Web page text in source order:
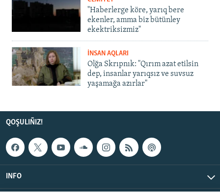
"Haberlerge köre, yarıq bere
ekenler, amma biz bütünley
ekektriksizmiz"
İNSAN AQLARI
Olğa Skrıpnık: "Qırım azat etilsin
dep, insanlar yarıqsız ve suvsuz
yaşamağa azırlar"
QOŞULIÑIZ!
INFO